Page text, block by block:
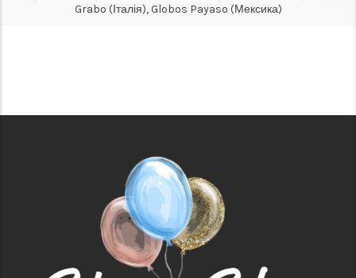
Grabo (Італія), Globos Payaso (Мексика)